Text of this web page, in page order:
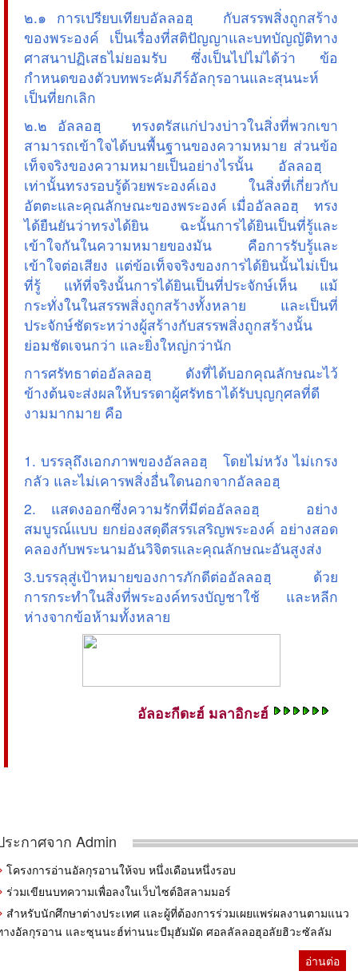
๒.๑ การเปรียบเทียบอัลลอฮฺ กับสรรพสิ่งถูกสร้าง
ของพระองค์ เป็นเรื่องที่สติปัญญาและบทบัญญัติทาง
ศาสนาปฏิเสธไม่ยอมรับ ซึ่งเป็นไปไม่ได้ว่า ข้อ
กำหนดของตัวบทพระคัมภีร์อัลกุรอานและสุนนะห์
เป็นที่ยกเลิก
๒.๒ อัลลอฮฺ ทรงตรัสแก่ปวงบ่าวในสิ่งที่พวกเขา
สามารถเข้าใจได้บนพื้นฐานของความหมาย ส่วนข้อ
เท็จจริงของความหมายเป็นอย่างไรนั้น อัลลอฮฺ
เท่านั้นทรงรอบรู้ด้วยพระองค์เอง ในสิ่งที่เกี่ยวกับ
อัตตะและคุณลักษณะของพระองค์ เมื่ออัลลอฮฺ ทรง
ได้ยืนยันว่าทรงได้ยิน ฉะนั้นการได้ยินเป็นที่รู้และ
เข้าใจกันในความหมายของมัน คือการรับรู้และ
เข้าใจต่อเสียง แต่ข้อเท็จจริงของการได้ยินนั้นไม่เป็น
ที่รู้ แท้ที่จริงนั้นการได้ยินเป็นที่ประจักษ์เห็น แม้
กระทั่งในในสรรพสิ่งถูกสร้างทั้งหลาย และเป็นที่
ประจักษ์ชัดระหว่างผู้สร้างกับสรรพสิ่งถูกสร้างนั้น
ย่อมชัดเจนกว่า และยิ่งใหญ่กว่านัก
การศรัทธาต่ออัลลอฮฺ ดังที่ได้บอกคุณลักษณะไว้
ข้างต้นจะส่งผลให้บรรดาผู้ศรัทธาได้รับบุญกุศลที่ดี
งามมากมาย คือ
1. บรรลุถึงเอกภาพของอัลลอฮฺ โดยไม่หวัง ไม่เกรง
กลัว และไม่เคารพสิ่งอื่นใดนอกจากอัลลอฮฺ
2. แสดงออกซึ่งความรักที่มีต่ออัลลอฮฺ อย่าง
สมบูรณ์แบบ ยกย่องสดุดีสรรเสริญพระองค์ อย่างสอด
คลองกับพระนามอันวิจิตรและคุณลักษณะอันสูงส่ง
3.บรรลุสู่เป้าหมายของการภักดีต่ออัลลอฮฺ ด้วย
การกระทำในสิ่งที่พระองค์ทรงบัญชาใช้ และหลีก
ห่างจากข้อห้ามทั้งหลาย
อัลอะกีดะฮ์ มลาอิกะฮ์
ระกาศจาก Admin
โครงการอ่านอัลกุรอานให้จบ หนึ่งเดือนหนึ่งรอบ
ร่วมเขียนบทความเพื่อลงในเว็บไซต์อิสลามมอร์
สำหรับนักศึกษาต่างประเทศ และผู้ที่ต้องการร่วมเผยแพร่ผลงานตามแนว
างอัลกุรอาน และซุนนะฮ์ท่านนะบีมุฮัมมัด ศอลลัลลอฮุอลัยฮิวะซัลลัม
อ่านต่อ